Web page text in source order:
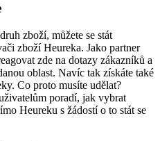
zboží, můžete se stát
zboží Heureka. Jako partner
zde na dotazy zákazníků a
oblast. Navíc tak získáte také
Co proto musíte udělat?
poradí, jak vybrat
Heureku s žádostí o to stát se